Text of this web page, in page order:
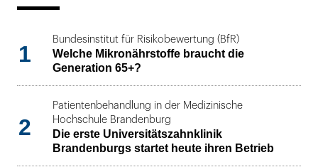
1
Bundesinstitut für Risikobewertung (BfR)
Welche Mikronährstoffe braucht die
Generation 65+?
2
Patientenbehandlung in der Medizinische
Hochschule Brandenburg
Die erste Universitätszahnklinik
Brandenburgs startet heute ihren Betrieb